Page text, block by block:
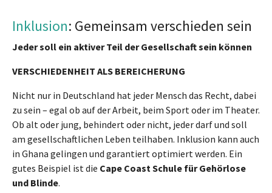
Inklusion: Gemeinsam verschieden sein
Jeder soll ein aktiver Teil der Gesellschaft sein können
VERSCHIEDENHEIT ALS BEREICHERUNG
Nicht nur in Deutschland hat jeder Mensch das Recht, dabei
zu sein – egal ob auf der Arbeit, beim Sport oder im Theater.
Ob alt oder jung, behindert oder nicht, jeder darf und soll
am gesellschaftlichen Leben teilhaben. Inklusion kann auch
in Ghana gelingen und garantiert optimiert werden. Ein
gutes Beispiel ist die Cape Coast Schule für Gehörlose
und Blinde.